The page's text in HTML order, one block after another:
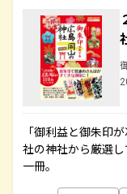
「御利益と御朱印
社の神社から厳選
一冊。